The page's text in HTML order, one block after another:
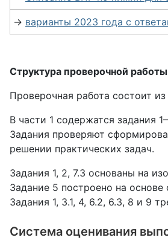
→ варианты 2023 года с
Структура проверочной работы
Проверочная работа состоит
В части 1 содержатся задания
Задания проверяют
решении практических задач.
Задания 1, 2, 7.3 основаны на
Задание 5 построено на
Задания 1, 3.1, 4, 6.2, 6.3, 8 и 9
Система оценивания